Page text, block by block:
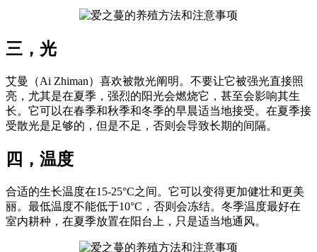
三，光
艾曼（Ai Zhiman）喜欢被散光阐明。不要让它被强光直接照
亮，尤其是在夏季，强烈的阳光会燃烧它，甚至会影响其生
长。它可以在春季和秋季和冬季的早晨适当地接受。在夏季接
受散光是足够的，但是不足，否则会导致长期的间隔。
四，温度
合适的生长温度在15-25°C之间。它可以变得更加健壮和更美
丽。最低温度不能低于10°C，否则会冻结。冬季温度最好在
室内耕种，在夏季放置在阳台上，只是适当地通风。